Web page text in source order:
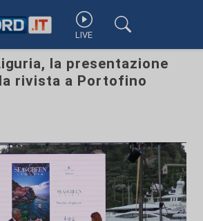
LIVE
la presentazione
rivista a Portofino